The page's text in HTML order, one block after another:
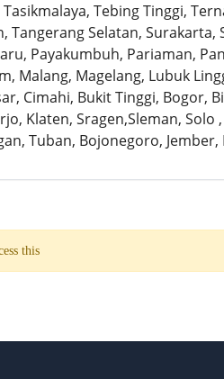
Tasikmalaya, Tebing Tinggi,
Tangerang Selatan,
Payakumbuh, Pariaman,
Malang, Magelang, Lubuk
Cimahi, Bukit Tinggi, Bogor,
Klaten, Sragen,Sleman,
Tuban, Bojonegoro,
this